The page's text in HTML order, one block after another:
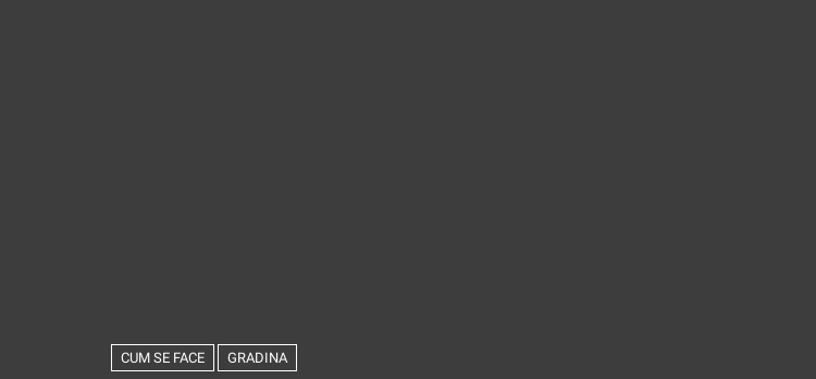
CUM SE FACE GRADINA